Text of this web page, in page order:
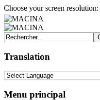
Choose your screen resolution:
Translation
Menu principal